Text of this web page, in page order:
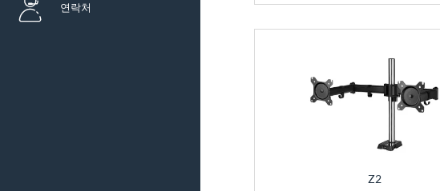
연락처
Z2